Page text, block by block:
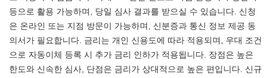
등으로 활용 가능하며, 당일 심사 결과를 받으실 수 있습니다. 신청
은 온라인 또는 지점 방문이 가능하며, 신분증과 통신 정보 제공 동
의서가 필요합니다. 금리는 개인 신용도에 따라 적용되며, 우대 조건
으로 자동이체 등록 시 추가 금리 인하가 적용됩니다. 장점은 높은
한도와 신속한 심사, 단점은 금리가 상대적으로 높은 편입니다. 신규